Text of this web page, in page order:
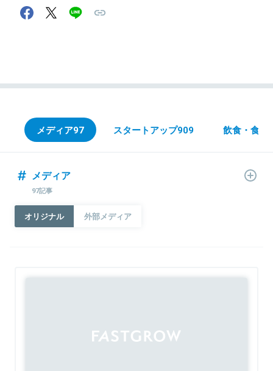
メディア97 スタートアップ909 飲食・食
メディア
97記事
オリジナル 外部メディア